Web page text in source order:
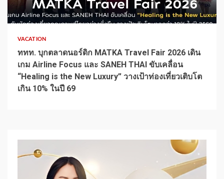
1 min read
VACATION
ททท. บุกตลาดนอร์ดิก MATKA Travel Fair 2026 เดิน
เกม Airline Focus และ SANEH THAI ขับเคลื่อน
“Healing is the New Luxury” วางเป้าท่องเที่ยวเติบโต
เกิน 10% ในปี 69